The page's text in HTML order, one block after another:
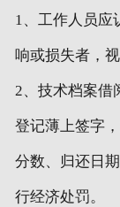
1、工作人员应
响或损失者，
2、技术档案借
登记薄上签字
分数、归还日
行经济处罚。